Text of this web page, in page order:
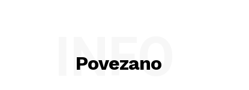
Povezano
INFO